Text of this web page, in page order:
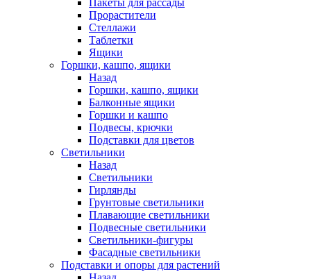
Пакеты для рассады
Прорастители
Стеллажи
Таблетки
Ящики
Горшки, кашпо, ящики
Назад
Горшки, кашпо, ящики
Балконные ящики
Горшки и кашпо
Подвесы, крючки
Подставки для цветов
Светильники
Назад
Светильники
Гирлянды
Грунтовые светильники
Плавающие светильники
Подвесные светильники
Светильники-фигуры
Фасадные светильники
Подставки и опоры для растений